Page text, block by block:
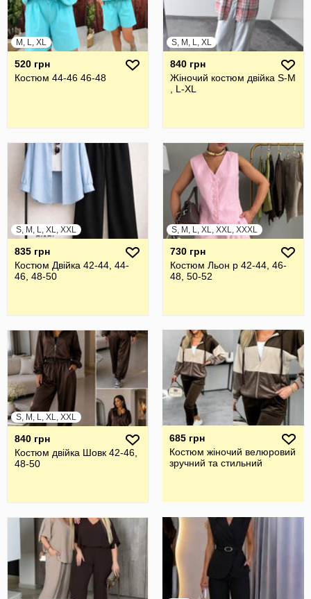
M, L, XL
520 грн
Костюм 44-46 46-48
S, M, L, XL
840 грн
Жіночий костюм двійка S-M
, L-XL
S, M, L, XL, XXL
835 грн
Костюм Двійка 42-44, 44-
46, 48-50
S, M, L, XL, XXL, XXXL
730 грн
Костюм Льон р 42-44, 46-
48, 50-52
S, M, L, XL, XXL
840 грн
Костюм двійка Шовк 42-46,
48-50
685 грн
Костюм жіночий велюровий
зручний та стильний